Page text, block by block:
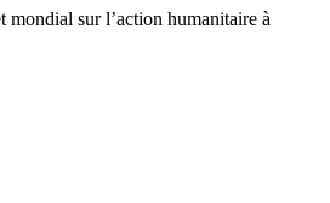
sur l’action humanitaire à